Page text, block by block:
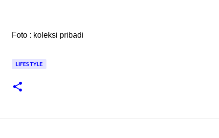
Foto : koleksi pribadi
LIFESTYLE